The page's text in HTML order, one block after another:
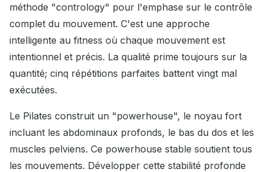
méthode "contrology" pour l'emphase sur le contrôle
complet du mouvement. C'est une approche
intelligente au fitness où chaque mouvement est
intentionnel et précis. La qualité prime toujours sur la
quantité; cinq répétitions parfaites battent vingt mal
exécutées.
Le Pilates construit un "powerhouse", le noyau fort
incluant les abdominaux profonds, le bas du dos et les
muscles pelviens. Ce powerhouse stable soutient tous
les mouvements. Développer cette stabilité profonde